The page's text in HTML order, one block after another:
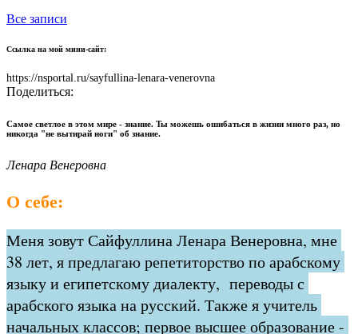
Все записи
Ссылка на мой мини-сайт:
https://nsportal.ru/sayfullina-lenara-venerovna
Поделиться:
Самое светлое в этом мире - знание. Ты можешь ошибаться в жизни много раз, но
никогда "не вытирай ноги" об знание.
Ленара Венеровна
О себе:
Меня зовут Сайфуллина Ленара Венеровна, мне
38 лет, я предлагаю репетиторство по арабскому
языку и египетскому диалекту,  переводы с
арабского языка на русский. Также я учитель
начальных классов; первое высшее образование -